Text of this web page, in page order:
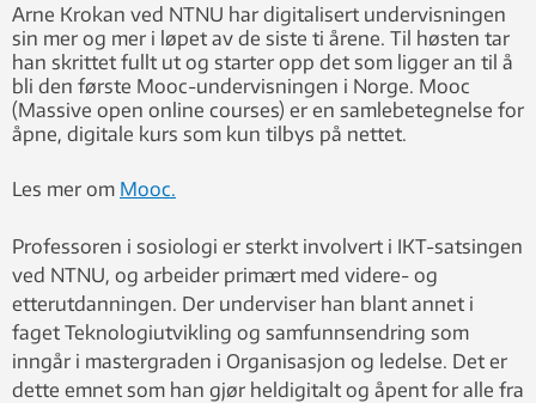
Arne Krokan ved NTNU har digitalisert undervisningen
sin mer og mer i løpet av de siste ti årene. Til høsten tar
han skrittet fullt ut og starter opp det som ligger an til å
bli den første Mooc-undervisningen i Norge. Mooc
(Massive open online courses) er en samlebetegnelse for
åpne, digitale kurs som kun tilbys på nettet.
Les mer om Mooc.
Professoren i sosiologi er sterkt involvert i IKT-satsingen
ved NTNU, og arbeider primært med videre- og
etterutdanningen. Der underviser han blant annet i
faget Teknologiutvikling og samfunnsendring som
inngår i mastergraden i Organisasjon og ledelse. Det er
dette emnet som han gjør heldigitalt og åpent for alle fra